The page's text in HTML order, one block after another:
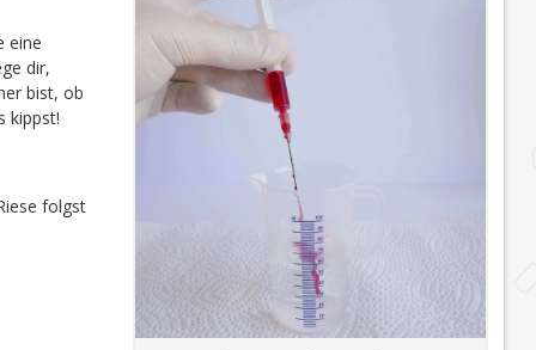
eine
dir,
bist, ob
kippst!
folgst